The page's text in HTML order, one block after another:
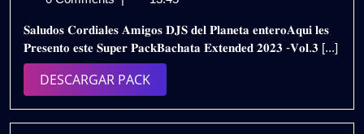
de
2025
2023
VOL.3
𝐒𝐚𝐥𝐮𝐝𝐨𝐬 𝐂𝐨𝐫𝐝𝐢𝐚𝐥𝐞𝐬 𝐀𝐦𝐢𝐠𝐨𝐬 𝐃𝐉𝐒 𝐝𝐞𝐥 𝐏𝐥𝐚𝐧𝐞𝐭𝐚 𝐞𝐧𝐭𝐞𝐫𝐨𝐀𝐪𝐮𝐢 𝐥𝐞𝐬
𝐏𝐫𝐞𝐬𝐞𝐧𝐭𝐨 𝐞𝐬𝐭𝐞 𝐒𝐮𝐩𝐞𝐫 𝐏𝐚𝐜𝐤𝐁𝐚𝐜𝐡𝐚𝐭𝐚 𝐄𝐱𝐭𝐞𝐧𝐝𝐞𝐝 𝟐𝟎𝟐𝟑 -𝐕𝐨𝐥.𝟑 [...]
DESCARGAR PACKDESCARGAR
PACK